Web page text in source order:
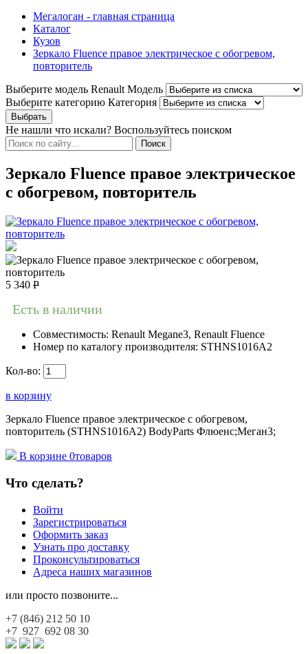
Мегалоган - главная страница
Каталог
Кузов
Зеркало Fluence правое электрическое с обогревом,
повторитель
Выберите модель Renault Модель
Выберите категорию Категория
Не нашли что искали? Воспользуйтесь поиском
Зеркало Fluence правое электрическое
с обогревом, повторитель
5 340 Р
Есть в наличии
Совместимость: Renault Megane3, Renault Fluence
Номер по каталогу производителя: STHNS1016A2
Кол-во:
в корзину
Зеркало Fluence правое электрическое с обогревом,
повторитель (STHNS1016A2) BodyParts Флюенс;Меган3;
В корзине 0товаров
Что сделать?
Войти
Зарегистрироваться
Оформить заказ
Узнать про доставку
Проконсультироваться
Адреса наших магазинов
или просто позвоните...
+7 (846) 212 50 10
+7 927 692 08 30